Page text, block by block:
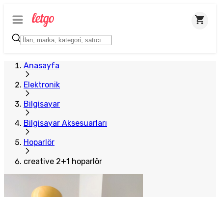
Anasayfa
Elektronik
Bilgisayar
Bilgisayar Aksesuarları
Hoparlör
creative 2+1 hoparlör